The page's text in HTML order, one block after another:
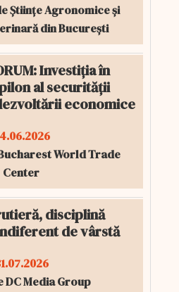
Științe Agronomice și
din București
Investiția în
al securității
economice
World Trade
Center
disciplină
de vârstă
Media Group